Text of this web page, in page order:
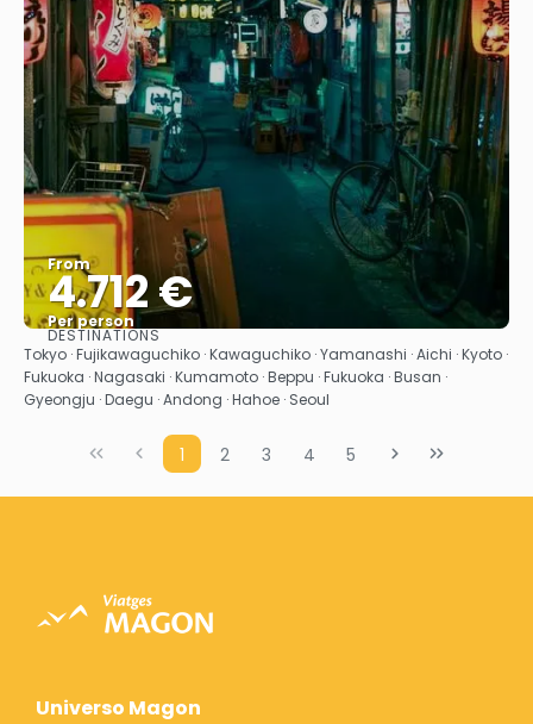
From
4.712 €
Per person
See
DESTINATIONS
Tokyo · Fujikawaguchiko · Kawaguchiko · Yamanashi · Aichi · Kyoto ·
Fukuoka · Nagasaki · Kumamoto · Beppu · Fukuoka · Busan ·
Gyeongju · Daegu · Andong · Hahoe · Seoul
1 2 3 4 5
Universo Magon